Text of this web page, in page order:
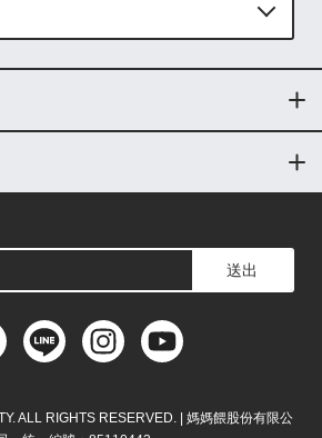
送出
ALL RIGHTS RESERVED. | 媽媽餵股份有限公